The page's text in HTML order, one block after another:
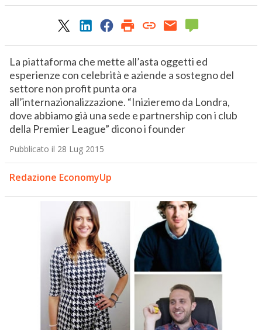
La piattaforma che mette all’asta oggetti ed
esperienze con celebrità e aziende a sostegno del
settore non profit punta ora
all’internazionalizzazione. “Inizieremo da Londra,
dove abbiamo già una sede e partnership con i club
della Premier League” dicono i founder
Pubblicato il 28 Lug 2015
Redazione EconomyUp